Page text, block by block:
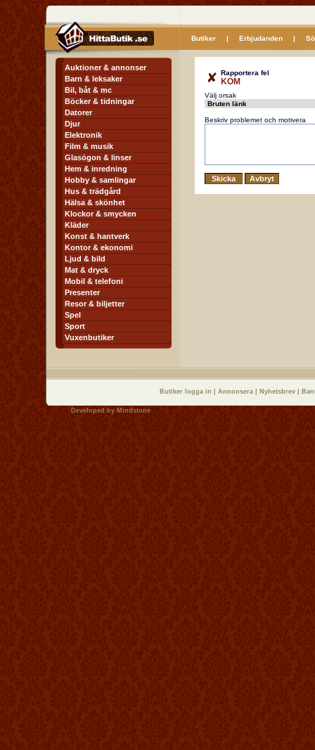
Butiker| Erbjudanden|
Auktioner & annonser
Barn & leksaker
Bil, båt & mc
Böcker & tidningar
Datorer
Djur
Elektronik
Film & musik
Glasögon & linser
Hem & inredning
Hobby & samlingar
Hus & trädgård
Hälsa & skönhet
Klockor & smycken
Kläder
Konst & hantverk
Kontor & ekonomi
Ljud & bild
Mat & dryck
Mobil & telefoni
Presenter
Resor & biljetter
Spel
Sport
Vuxenbutiker
Rapportera fel
KOM
Välj orsak
Beskriv problemet och motivera
Butiker logga in Annonsera Nyhetsbrev
Developed by Mindstone